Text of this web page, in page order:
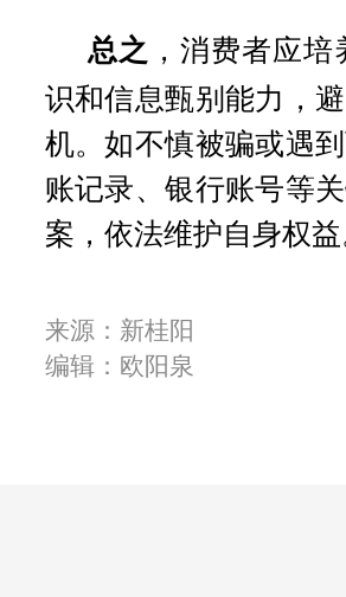
总之 ，消费者应
识和信息甄别能力，
机。如不慎被骗或遇
账记录、银行账号等
案，依法维护自身权
来源：新桂阳
编辑：欧阳泉